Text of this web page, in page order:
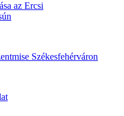
az Ercsi
Székesfehérváron